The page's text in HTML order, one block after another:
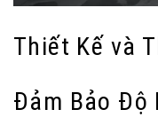
Thiết Kế và
Đảm Bảo Độ